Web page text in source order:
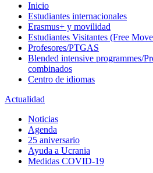
Inicio
Estudiantes internacionales
Erasmus+ y movilidad
Estudiantes Visitantes (Free
Profesores/PTGAS
Blended intensive programmes/
combinados
Centro de idiomas
Actualidad
Noticias
Agenda
25 aniversario
Ayuda a Ucrania
Medidas COVID-19